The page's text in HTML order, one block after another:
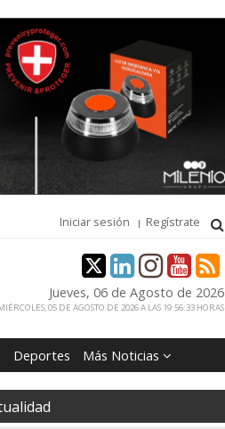
Iniciar sesión Regístrate
Jueves, 06 de Agosto de 2026
05 DE AGOSTO DE 2026 A LAS 19:56:33 HORAS
Deportes Más Noticias